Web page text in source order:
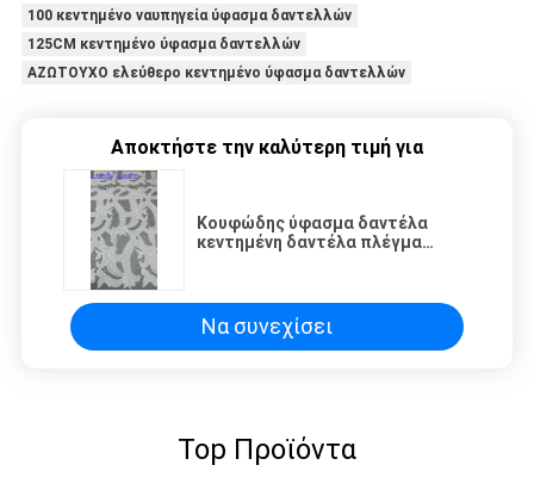
100 κεντημένο ναυπηγεία ύφασμα δαντελλών
125CM κεντημένο ύφασμα δαντελλών
ΑΖΩΤΟΥΧΟ ελεύθερο κεντημένο ύφασμα δαντελλών
Αποκτήστε την καλύτερη τιμή για
Κουφώδης ύφασμα δαντέλα
κεντημένη δαντέλα πλέγμα
Να συνεχίσει
Top Προϊόντα